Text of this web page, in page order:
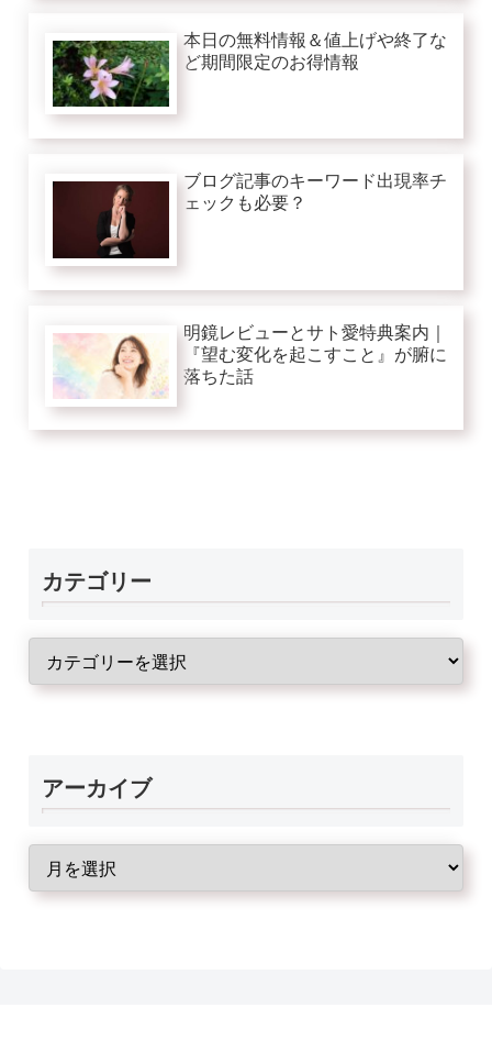
本日の無料情報＆値上げや終了な
ど期間限定のお得情報
ブログ記事のキーワード出現率チ
ェックも必要？
明鏡レビューとサト愛特典案内｜
『望む変化を起こすこと』が腑に
落ちた話
カテゴリー
アーカイブ